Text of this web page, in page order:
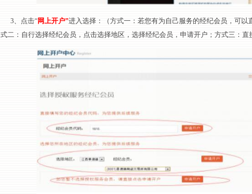
3、点击“网上开户”进入选择：（方式一：若您有为自己服务的经纪会员，可以
式二：自行选择经纪会员，点击选择地区，选择经纪会员，申请开户；方式三：直